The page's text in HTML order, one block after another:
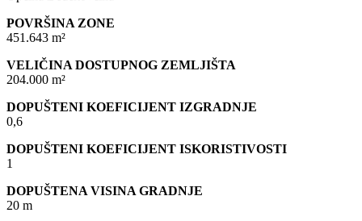
POVRŠINA ZONE
451.643 m²
VELIČINA DOSTUPNOG ZEMLJIŠTA
204.000 m²
DOPUŠTENI KOEFICIJENT IZGRADNJE
0,6
DOPUŠTENI KOEFICIJENT ISKORISTIVOSTI
1
DOPUŠTENA VISINA GRADNJE
20 m